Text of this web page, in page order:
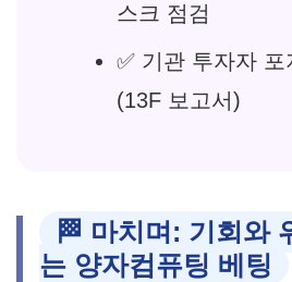
스크 점검
✅ 기관 투자자
(13F 보고서)
🏁 마치며: 기회와
는 양자컴퓨팅 베팅